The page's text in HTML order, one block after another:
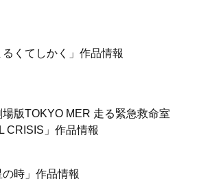
るくてしかく」作品情報
場版TOKYO MER 走る緊急救命室
CRISIS」作品情報
時」作品情報